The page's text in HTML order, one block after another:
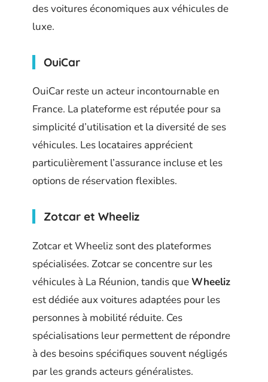
des voitures économiques aux véhicules de
luxe.
OuiCar
OuiCar reste un acteur incontournable en
France. La plateforme est réputée pour sa
simplicité d’utilisation et la diversité de ses
véhicules. Les locataires apprécient
particulièrement l’assurance incluse et les
options de réservation flexibles.
Zotcar et Wheeliz
Zotcar et Wheeliz sont des plateformes
spécialisées. Zotcar se concentre sur les
véhicules à La Réunion, tandis queWheeliz
est dédiée aux voitures adaptées pour les
personnes à mobilité réduite. Ces
spécialisations leur permettent de répondre
à des besoins spécifiques souvent négligés
par les grands acteurs généralistes.